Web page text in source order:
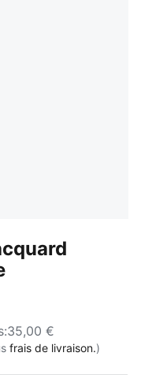
:35,00 €
frais de livraison.)